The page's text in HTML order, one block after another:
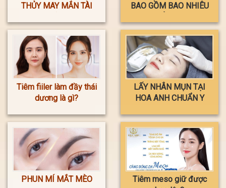
THỦY MAY MẮN TÀI
BAO GỒM BAO NHIÊU
Tiêm fiiler làm đầy thái
dương là gì?
LẤY NHÂN MỤN TẠI
HOA ANH CHUẨN Y
PHUN MÍ MẮT MÈO
Tiêm meso giữ được